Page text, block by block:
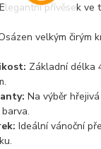
Elegantní přívěsek ve
velkým čirým
Základní délka
Na výběr
Ideální vánoční